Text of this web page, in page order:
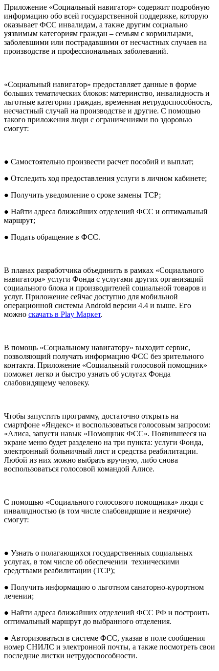
Приложение «Социальный навигатор» содержит подробную
информацию обо всей государственной поддержке, которую
оказывает ФСС инвалидам, а также другим социально
уязвимым категориям граждан – семьям с кормильцами,
заболевшими или пострадавшими от несчастных случаев на
производстве и профессиональных заболеваний.
«Социальный навигатор» предоставляет данные в форме
больших тематических блоков: материнство, инвалидность и
льготные категории граждан, временная нетрудоспособность,
несчастный случай на производстве и другие. С помощью
такого приложения люди с ограничениями по здоровью
смогут:
● Самостоятельно произвести расчет пособий и выплат;
● Отследить ход предоставления услуги в личном кабинете;
● Получить уведомление о сроке замены ТСР;
● Найти адреса ближайших отделений ФСС и оптимальный
маршрут;
● Подать обращение в ФСС.
В планах разработчика объединить в рамках «Социального
навигатора» услуги Фонда с услугами других организаций
социального блока и производителей социальной товаров и
услуг. Приложение сейчас доступно для мобильной
операционной системы Android версии 4.4 и выше. Его
можно скачать в Play Маркет.
В помощь «Социальному навигатору» выходит сервис,
позволяющий получать информацию ФСС без зрительного
контакта. Приложение «Социальный голосовой помощник»
поможет легко и быстро узнать об услугах Фонда
слабовидящему человеку.
Чтобы запустить программу, достаточно открыть на
смартфоне «Яндекс» и воспользоваться голосовым запросом:
«Алиса, запусти навык «Помощник ФСС». Появившееся на
экране меню будет разделено на три пункта: услуги Фонда,
электронный больничный лист и средства реабилитации.
Любой из них можно выбрать вручную, либо снова
воспользоваться голосовой командой Алисе.
С помощью «Социального голосового помощника» люди с
инвалидностью (в том числе слабовидящие и незрячие)
смогут:
● Узнать о полагающихся государственных социальных
услугах, в том числе об обеспечении техническими
средствами реабилитации (ТСР);
● Получить информацию о льготном санаторно-курортном
лечении;
● Найти адреса ближайших отделений ФСС РФ и построить
оптимальный маршрут до выбранного отделения.
● Авторизоваться в системе ФСС, указав в поле сообщения
номер СНИЛС и электронной почты, а также посмотреть свои
последние листки нетрудоспособности.